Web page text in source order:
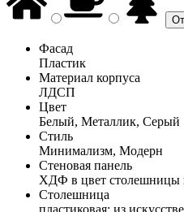
Фасад
Пластик
Материал корпуса
ЛДСП
Цвет
Белый, Металлик, Серый
Стиль
Минимализм, Модерн
Стеновая панель
ХДФ в цвет столешницы
Столешница
пластиковая; из